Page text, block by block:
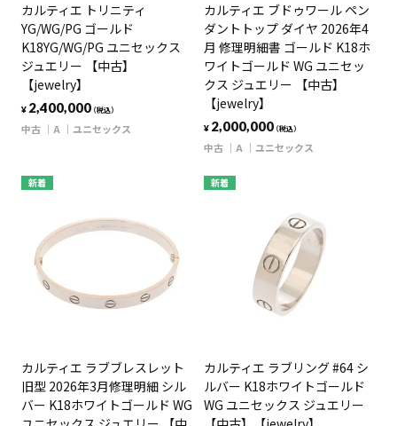
カルティエ トリニティ
YG/WG/PG ゴールド
K18YG/WG/PG ユニセックス
ジュエリー 【中古】
【jewelry】
¥ 2,400,000（税込）
中古 A ユニセックス
カルティエ ブドゥワール ペン
ダントトップ ダイヤ 2026年4
月 修理明細書 ゴールド K18ホ
ワイトゴールド WG ユニセッ
クス ジュエリー 【中古】
【jewelry】
¥ 2,000,000（税込）
中古 A ユニセックス
新着
カルティエ ラブブレスレット
旧型 2026年3月修理明細 シル
バー K18ホワイトゴールド WG
新着
カルティエ ラブリング #64 シ
ルバー K18ホワイトゴールド
WG ユニセックス ジュエリー